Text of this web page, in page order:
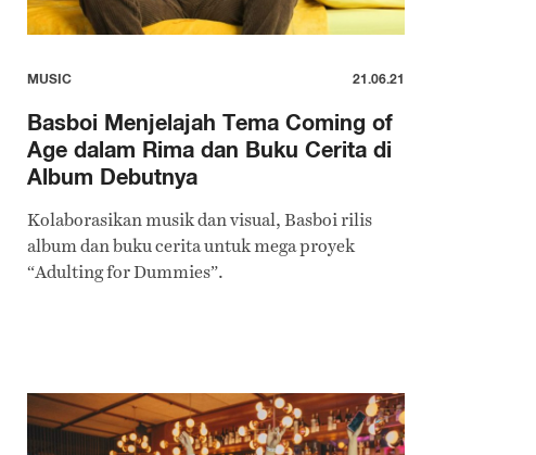
MUSIC 21.06.21
Basboi Menjelajah Tema Coming of
Age dalam Rima dan Buku Cerita di
Album Debutnya
Kolaborasikan musik dan visual, Basboi rilis
album dan buku cerita untuk mega proyek
“Adulting for Dummies”.